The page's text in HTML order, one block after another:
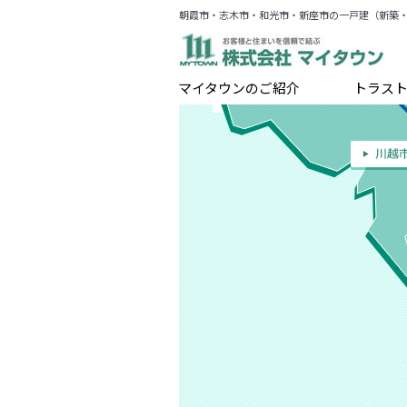
朝霞市・志木市・和光市・新座市の一戸建（新築
マイタウンのご紹介 トラス